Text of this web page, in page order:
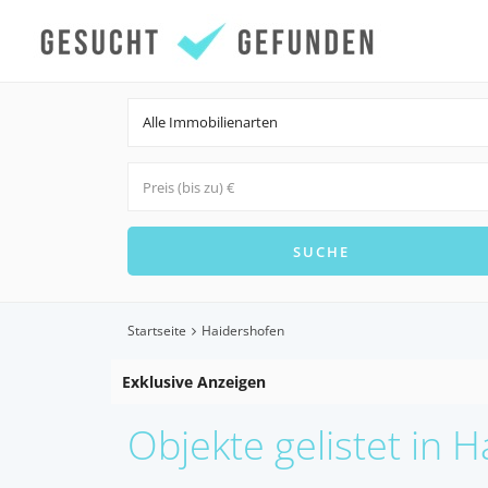
Alle Immobilienarten
Startseite Haidershofen
Exklusive Anzeigen
Objekte gelistet in